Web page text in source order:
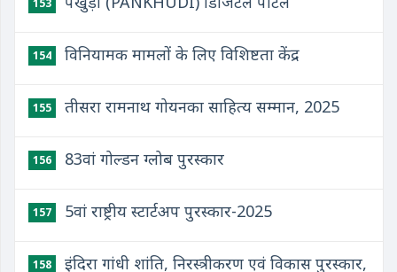
153
154 विनियामक मामलों के लिए विशिष्टता केंद्र
155 तीसरा रामनाथ गोयनका साहित्य सम्मान, 2025
156 83वां गोल्डन ग्लोब पुरस्कार
157 5वां राष्ट्रीय स्टार्टअप पुरस्कार-2025
158 इंदिरा गांधी शांति, निरस्त्रीकरण एवं विकास पुरस्कार,